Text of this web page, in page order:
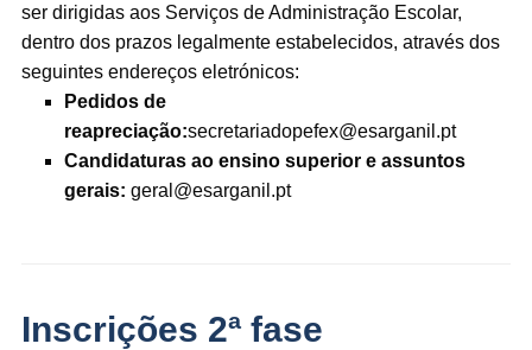
ser dirigidas aos Serviços de Administração Escolar,
dentro dos prazos legalmente estabelecidos, através dos
seguintes endereços eletrónicos:
Pedidos de
reapreciação:secretariadopefex@esarganil.pt
Candidaturas ao ensino superior e assuntos
gerais: geral@esarganil.pt
Inscrições 2ª fase